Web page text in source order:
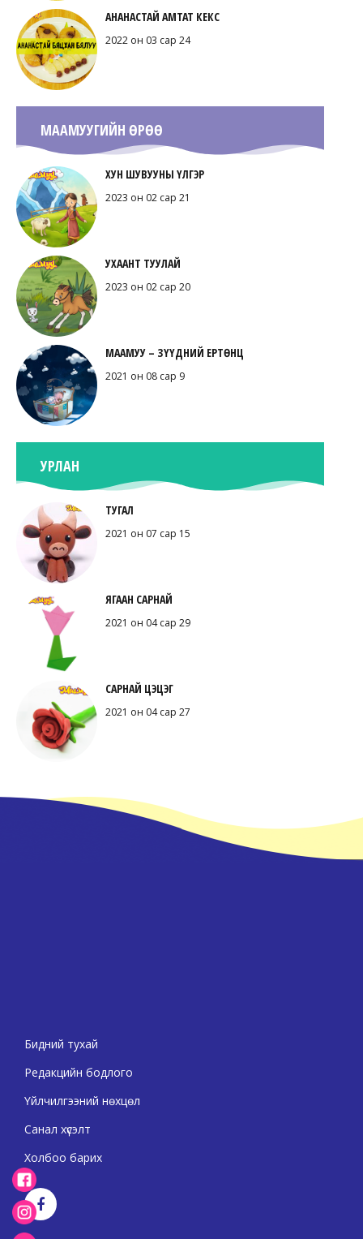
АНАНАСТАЙ АМТАТ КЕКС
2022 он 03 сар 24
МААМУУГИЙН ӨРӨӨ
ХУН ШУВУУНЫ ҮЛГЭР
2023 он 02 сар 21
УХААНТ ТУУЛАЙ
2023 он 02 сар 20
МААМУУ – ЗҮҮДНИЙ ЕРТӨНЦ
2021 он 08 сар 9
УРЛАН
ТУГАЛ
2021 он 07 сар 15
ЯГААН САРНАЙ
2021 он 04 сар 29
САРНАЙ ЦЭЦЭГ
2021 он 04 сар 27
Бидний тухай
Редакцийн бодлого
Үйлчилгээний нөхцөл
Санал хүсэлт
Холбоо барих